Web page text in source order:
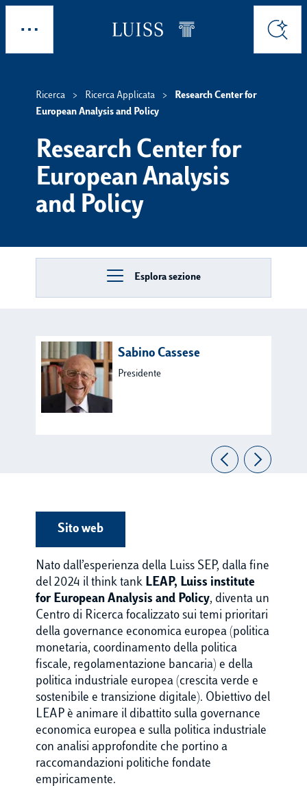
Skip to main content
Cerca
Ricerca Ricerca Applicata
Research Center for
European Analysis and Policy
Research Center for
European Analysis
and Policy
Esplora sezione
Sabino Cassese
Presidente
Sito web
Nato dall’esperienza della Luiss SEP, dalla fine
del 2024 il think tank LEAP, Luiss institute
for European Analysis and Policy, diventa un
Centro di Ricerca focalizzato sui temi prioritari
della governance economica europea (politica
monetaria, coordinamento della politica
fiscale, regolamentazione bancaria) e della
politica industriale europea (crescita verde e
sostenibile e transizione digitale). Obiettivo del
LEAP è animare il dibattito sulla governance
economica europea e sulla politica industriale
con analisi approfondite che portino a
raccomandazioni politiche fondate
empiricamente.